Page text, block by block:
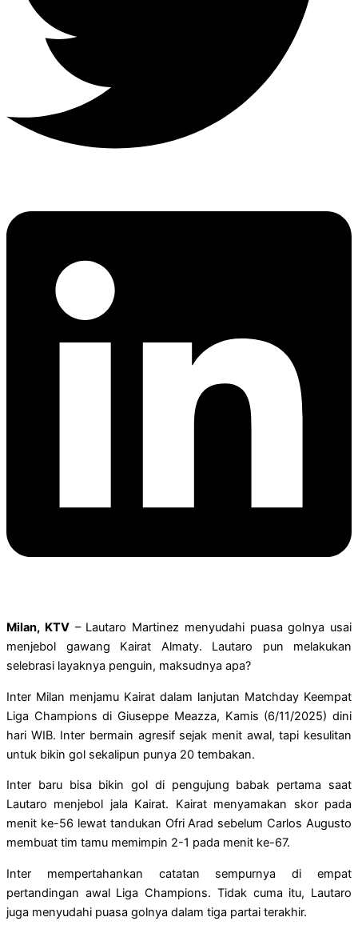
Milan, KTV– Lautaro Martinez menyudahi puasa golnya usai
menjebol gawang Kairat Almaty. Lautaro pun melakukan
selebrasi layaknya penguin, maksudnya apa?
Inter Milan menjamu Kairat dalam lanjutan Matchday Keempat
Liga Champions di Giuseppe Meazza, Kamis (6/11/2025) dini
hari WIB. Inter bermain agresif sejak menit awal, tapi kesulitan
untuk bikin gol sekalipun punya 20 tembakan.
Inter baru bisa bikin gol di pengujung babak pertama saat
Lautaro menjebol jala Kairat. Kairat menyamakan skor pada
menit ke-56 lewat tandukan Ofri Arad sebelum Carlos Augusto
membuat tim tamu memimpin 2-1 pada menit ke-67.
Inter mempertahankan catatan sempurnya di empat
pertandingan awal Liga Champions. Tidak cuma itu, Lautaro
juga menyudahi puasa golnya dalam tiga partai terakhir.